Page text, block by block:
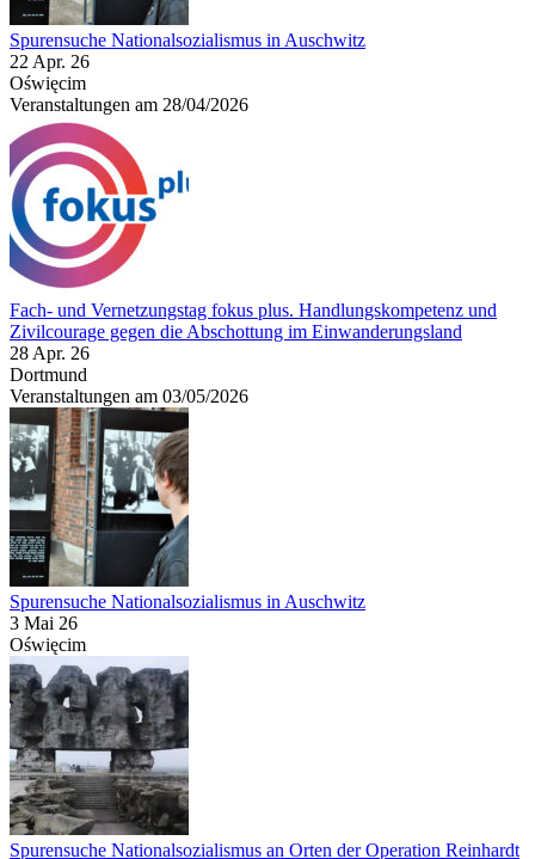
Spurensuche Nationalsozialismus in Auschwitz
22 Apr. 26
Oświęcim
Veranstaltungen am 28/04/2026
Fach- und Vernetzungstag fokus plus. Handlungskompetenz und
Zivilcourage gegen die Abschottung im Einwanderungsland
28 Apr. 26
Dortmund
Veranstaltungen am 03/05/2026
Spurensuche Nationalsozialismus in Auschwitz
3 Mai 26
Oświęcim
Spurensuche Nationalsozialismus an Orten der Operation Reinhardt